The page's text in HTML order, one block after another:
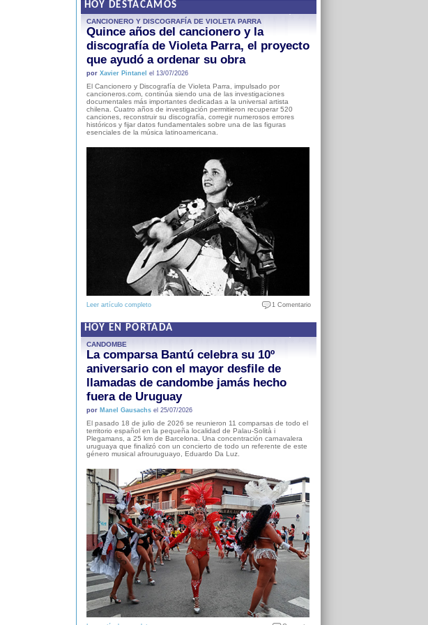
HOY DESTACAMOS
CANCIONERO Y DISCOGRAFÍA DE VIOLETA PARRA
Quince años del cancionero y la
discografía de Violeta Parra, el proyecto
que ayudó a ordenar su obra
por Xavier Pintanel el 13/07/2026
El Cancionero y Discografía de Violeta Parra, impulsado por
cancioneros.com, continúa siendo una de las investigaciones
documentales más importantes dedicadas a la universal artista
chilena. Cuatro años de investigación permitieron recuperar 520
canciones, reconstruir su discografía, corregir numerosos errores
históricos y fijar datos fundamentales sobre una de las figuras
esenciales de la música latinoamericana.
Leer artículo completo 1 Comentario
HOY EN PORTADA
CANDOMBE
La comparsa Bantú celebra su 10º
aniversario con el mayor desfile de
llamadas de candombe jamás hecho
fuera de Uruguay
por Manel Gausachsel 25/07/2026
El pasado 18 de julio de 2026 se reunieron 11 comparsas de todo el
territorio español en la pequeña localidad de Palau-Solità i
Plegamans, a 25 km de Barcelona. Una concentración carnavalera
uruguaya que finalizó con un concierto de todo un referente de este
género musical afrouruguayo, Eduardo Da Luz.